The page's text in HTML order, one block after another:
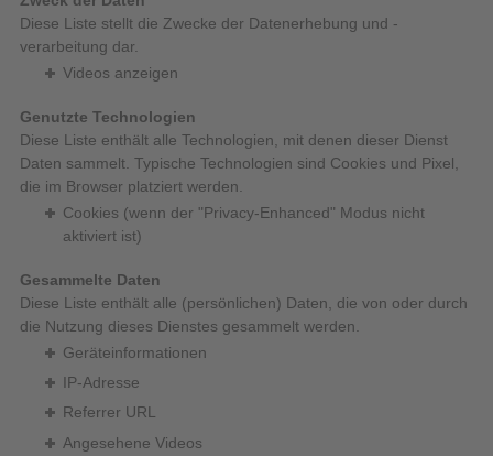
Diese Liste stellt die Zwecke der Datenerhebung und -
verarbeitung dar.
Videos anzeigen
Genutzte Technologien
Diese Liste enthält alle Technologien, mit denen dieser Dienst
Daten sammelt. Typische Technologien sind Cookies und Pixel,
die im Browser platziert werden.
Cookies (wenn der "Privacy-Enhanced" Modus nicht
aktiviert ist)
Gesammelte Daten
Diese Liste enthält alle (persönlichen) Daten, die von oder durch
die Nutzung dieses Dienstes gesammelt werden.
Geräteinformationen
IP-Adresse
Referrer URL
Angesehene Videos